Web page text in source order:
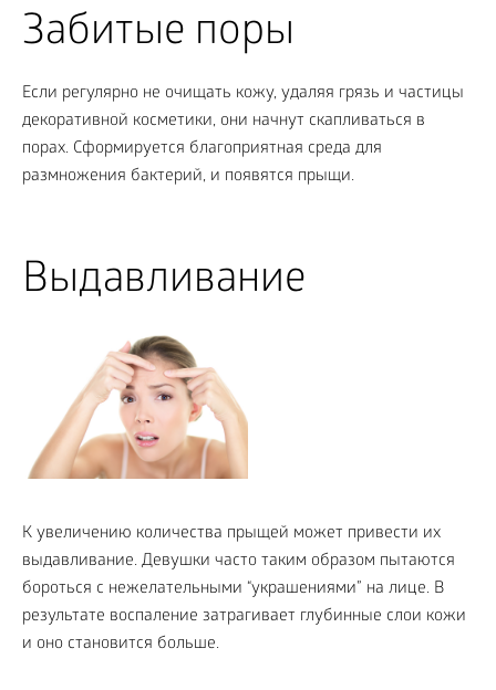
Забитые поры
Если регулярно не очищать кожу, удаляя грязь и частицы
декоративной косметики, они начнут скапливаться в
порах. Сформируется благоприятная среда для
размножения бактерий, и появятся прыщи.
Выдавливание
К увеличению количества прыщей может привести их
выдавливание. Девушки часто таким образом пытаются
бороться с нежелательными “украшениями” на лице. В
результате воспаление затрагивает глубинные слои кожи
и оно становится больше.